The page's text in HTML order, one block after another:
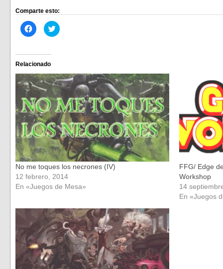
Comparte esto:
Haz
clic
Facebook
(Se
abre
en
una
ventana
nueva)
Haz
clic
en
una
ventana
Relacionado
No me toques los necrones (IV)
12 febrero, 2014
En «Juegos de Mesa»
FFG/ Edge
Workshop
14
En «Juegos